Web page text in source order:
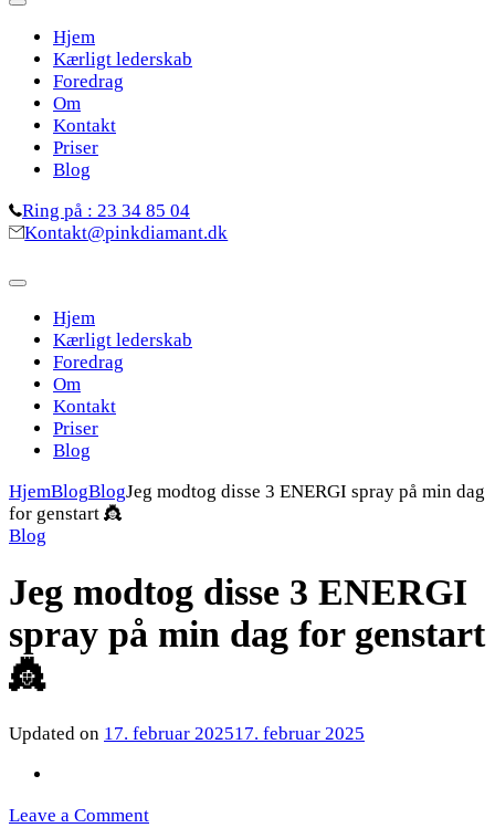
Hjem
Kærligt lederskab
Foredrag
Om
Kontakt
Priser
Blog
Ring på : 23 34 85 04
Kontakt@pinkdiamant.dk
Hjem
Kærligt lederskab
Foredrag
Om
Kontakt
Priser
Blog
HjemBlogBlogJeg modtog disse 3 ENERGI spray på min dag
for genstart 👸
Blog
Jeg modtog disse 3 ENERGI
spray på min dag for genstart
👸
Updated on 17. februar 202517. februar 2025
Leave a Commenton